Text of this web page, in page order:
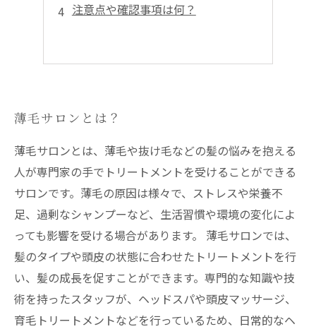
注意点や確認事項は何？
薄毛サロンとは？
薄毛サロンとは、薄毛や抜け毛などの髪の悩みを抱える
人が専門家の手でトリートメントを受けることができる
サロンです。薄毛の原因は様々で、ストレスや栄養不
足、過剰なシャンプーなど、生活習慣や環境の変化によ
っても影響を受ける場合があります。 薄毛サロンでは、
髪のタイプや頭皮の状態に合わせたトリートメントを行
い、髪の成長を促すことができます。専門的な知識や技
術を持ったスタッフが、ヘッドスパや頭皮マッサージ、
育毛トリートメントなどを行っているため、日常的なヘ